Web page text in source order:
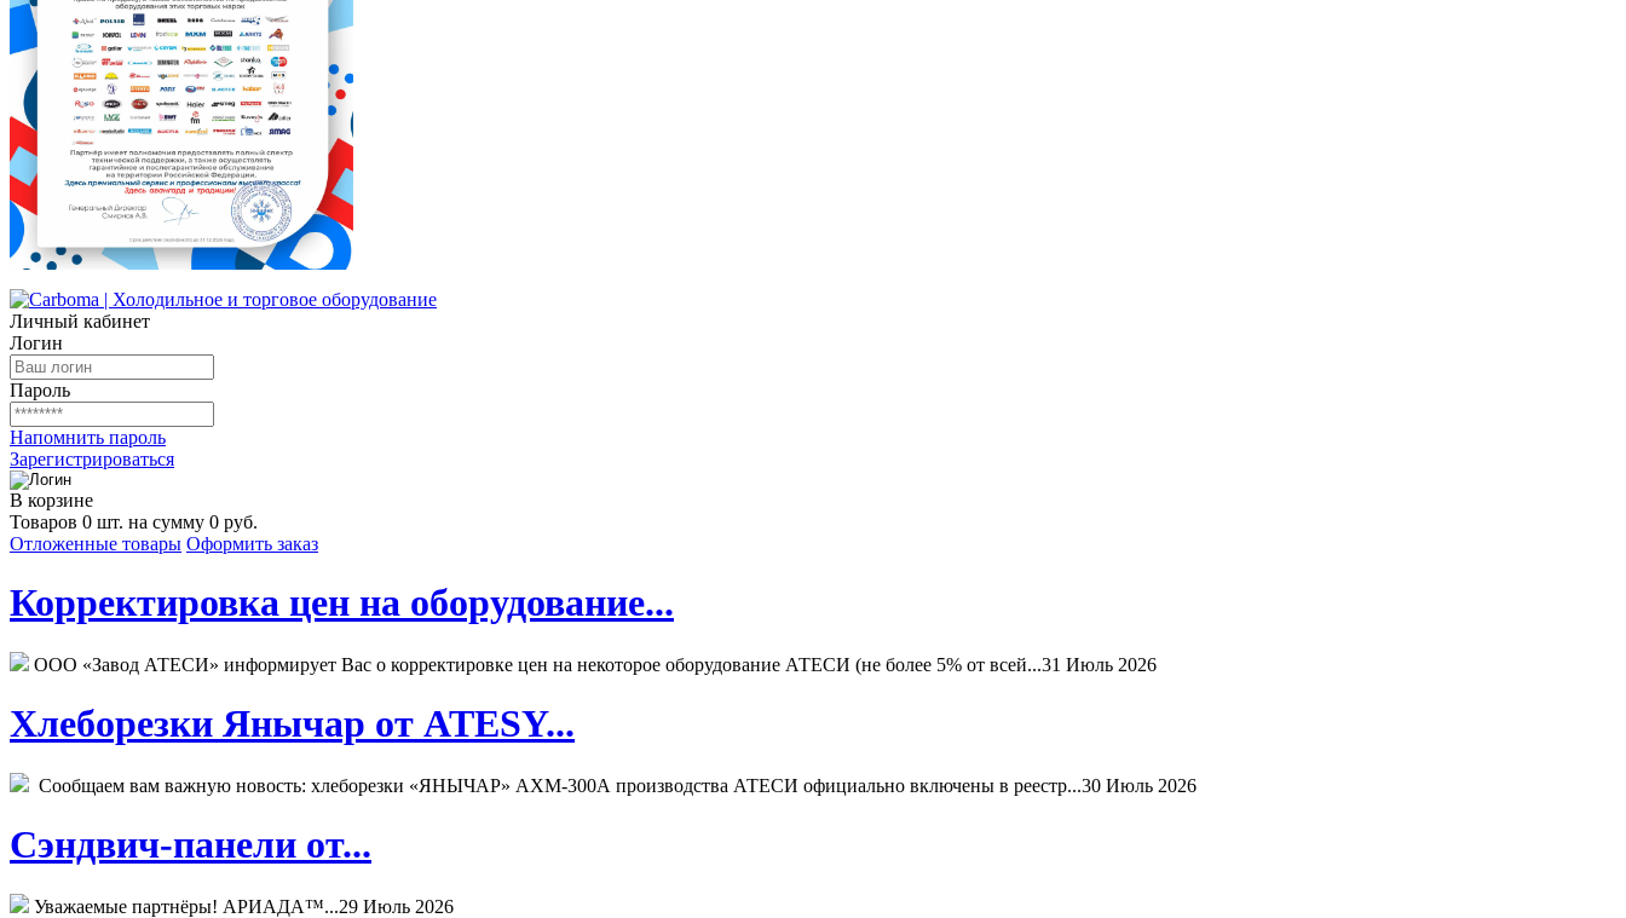
Личный кабинет
Логин
Пароль
Напомнить пароль
Зарегистрироваться
В корзине
Товаров 0 шт. на сумму 0 руб.
Отложенные товары Оформить заказ
Корректировка цен на оборудование...
ООО «Завод АТЕСИ» информирует Вас о корректировке цен на некоторое оборудование АТЕСИ (не более 5% от всей...31 Июль 2026
Хлеборезки Янычар от ATESY...
Сообщаем вам важную новость: хлеборезки «ЯНЫЧАР» АХМ-300А производства АТЕСИ официально включены в реестр...30 Июль 2026
Сэндвич-панели от...
Уважаемые партнёры! АРИАДА™...29 Июль 2026